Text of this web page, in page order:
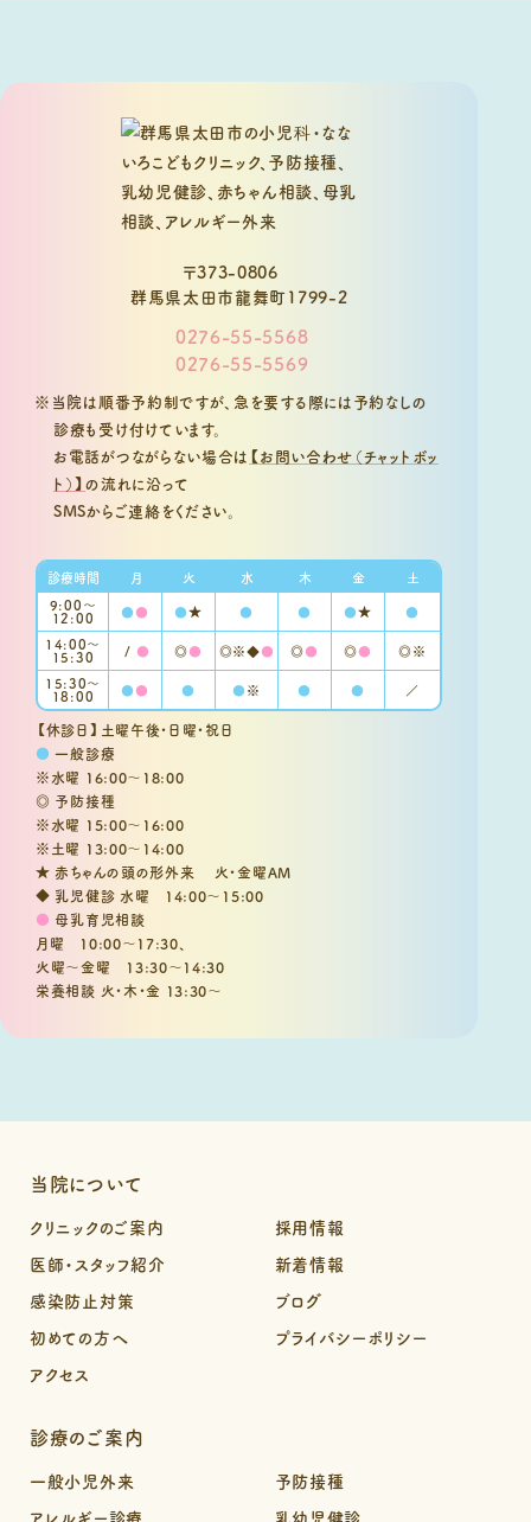
〒373-0806
群馬県太田市龍舞町1799-2
0276-55-5568
0276-55-5569
※当院は順番予約制ですが、急を要する際には予約なしの
診療も受け付けています。
お電話がつながらない場合は 【お問い合わせ（チャットボッ
ト）】の流れに沿って
SMSからご連絡をください。
診療時間 月 火 水 木 金
土
9:00〜
12:00 ●● ●★ ● ● ●★
●
14:00～
15:30 / ● ◎● ◎※◆● ◎● ◎●
◎※
15:30〜
18:00 ●● ● ●※ ● ● ／
【休診日】土曜午後・日曜・祝日
● 一般診療
※水曜 16:00～18:00
◎ 予防接種
※水曜 15:00～16:00
※土曜 13:00～14:00
★ 赤ちゃんの頭の形外来 火・金曜AM
◆ 乳児健診 水曜 14:00～15:00
● 母乳育児相談
月曜 10:00～17:30、
火曜～金曜 13:30～14:30
栄養相談 火・木・金 13:30～
当院について
クリニックのご案内
医師・スタッフ紹介
感染防止対策
初めての方へ
アクセス
採用情報
新着情報
ブログ
プライバシーポリシー
診療のご案内
一般小児外来
予防接種